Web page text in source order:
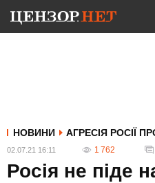
НОВИНИ АГРЕСІЯ РОСІЇ
02.07.21 16:11 1 762
Росія не піде